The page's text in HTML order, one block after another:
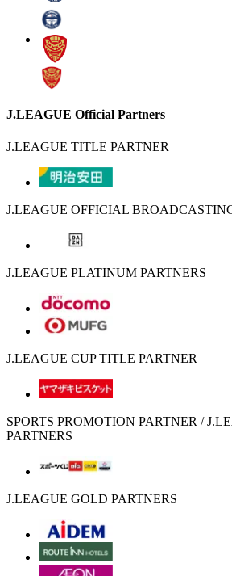
J.LEAGUE Official Partners
J.LEAGUE TITLE PARTNER
J.LEAGUE OFFICIAL
J.LEAGUE PLATINUM PARTNERS
J.LEAGUE CUP TITLE PARTNER
SPORTS PROMOTION PARTNER /
PARTNERS
J.LEAGUE GOLD PARTNERS